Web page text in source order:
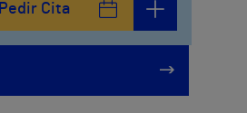
Pedir Cita